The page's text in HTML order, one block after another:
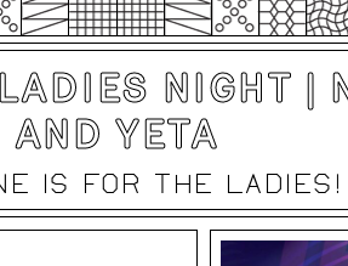
NIGHT |
AND YETA
IS FOR THE LADIES!